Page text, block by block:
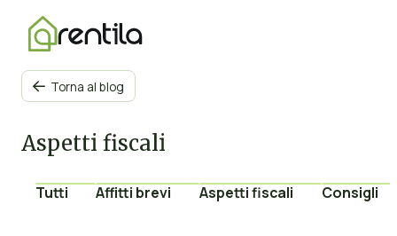
 Torna al blog
Aspetti fiscali
Tutti Affitti brevi Aspetti fiscali Consigli